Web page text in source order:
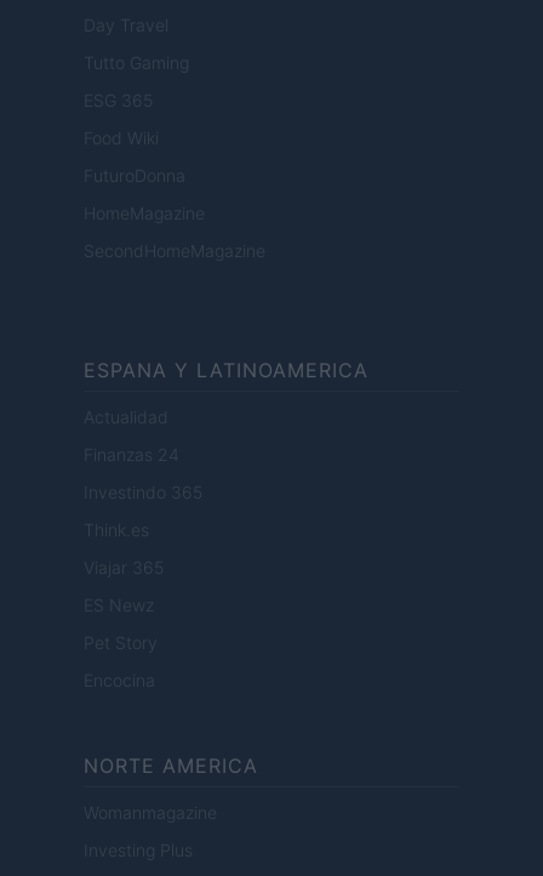
Day Travel
Tutto Gaming
ESG 365
Food Wiki
FuturoDonna
HomeMagazine
SecondHomeMagazine
ESPANA Y LATINOAMERICA
Actualidad
Finanzas 24
Investindo 365
Think.es
Viajar 365
ES Newz
Pet Story
Encocina
NORTE AMERICA
Womanmagazine
Investing Plus